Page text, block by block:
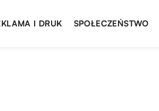
I DRUK SPOŁECZEŃSTWO